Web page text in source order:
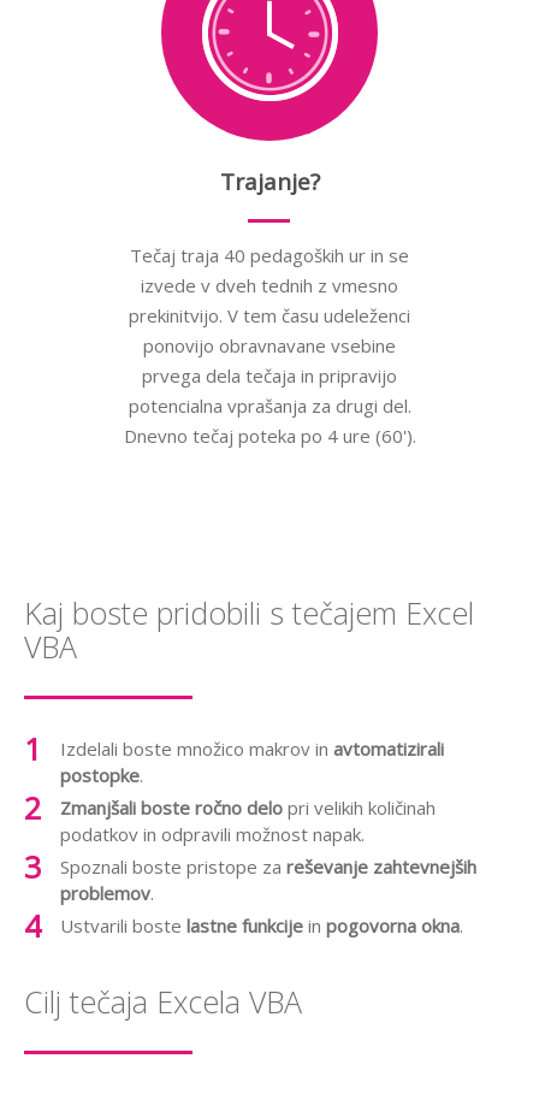
Trajanje?
Tečaj traja 40 pedagoških ur in se
izvede v dveh tednih z vmesno
prekinitvijo. V tem času udeleženci
ponovijo obravnavane vsebine
prvega dela tečaja in pripravijo
potencialna vprašanja za drugi del.
Dnevno tečaj poteka po 4 ure (60').
Kaj boste pridobili s tečajem Excel
VBA
Izdelali boste množico makrov in avtomatizirali
postopke.
Zmanjšali boste ročno delo pri velikih količinah
podatkov in odpravili možnost napak.
Spoznali boste pristope za reševanje zahtevnejših
problemov.
Ustvarili boste lastne funkcije in pogovorna okna.
Cilj tečaja Excela VBA